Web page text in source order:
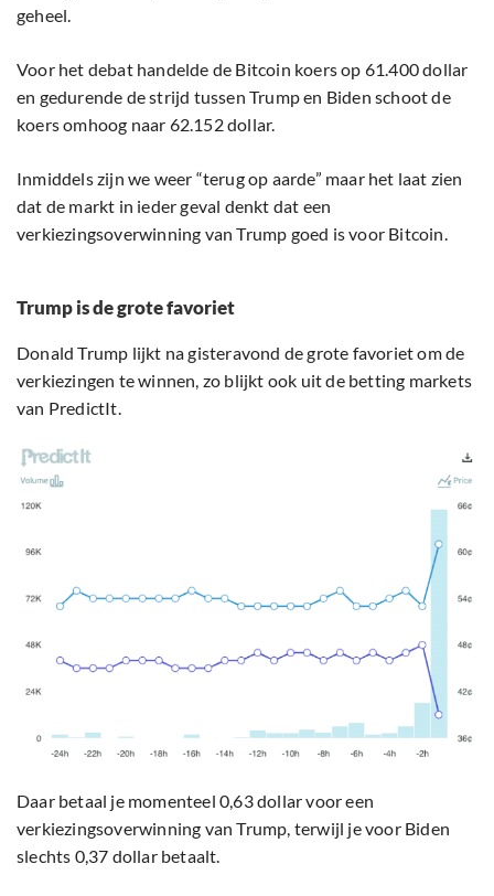
geheel.
Voor het debat handelde de Bitcoin koers op 61.400 dollar
en gedurende de strijd tussen Trump en Biden schoot de
koers omhoog naar 62.152 dollar.
Inmiddels zijn we weer “terug op aarde” maar het laat zien
dat de markt in ieder geval denkt dat een
verkiezingsoverwinning van Trump goed is voor Bitcoin.
Trump is de grote favoriet
Donald Trump lijkt na gisteravond de grote favoriet om de
verkiezingen te winnen, zo blijkt ook uit de betting markets
van PredictIt.
Daar betaal je momenteel 0,63 dollar voor een
verkiezingsoverwinning van Trump, terwijl je voor Biden
slechts 0,37 dollar betaalt.